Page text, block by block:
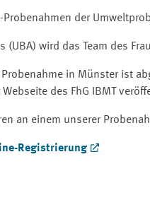
der
(UBA) wird das Team des
in Münster ist
des FhG IBMT
an einem unserer
Registrierung